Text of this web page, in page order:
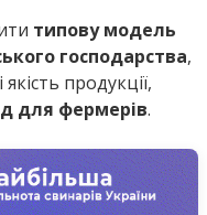
типову модель
господарства,
продукції,
для фермерів.